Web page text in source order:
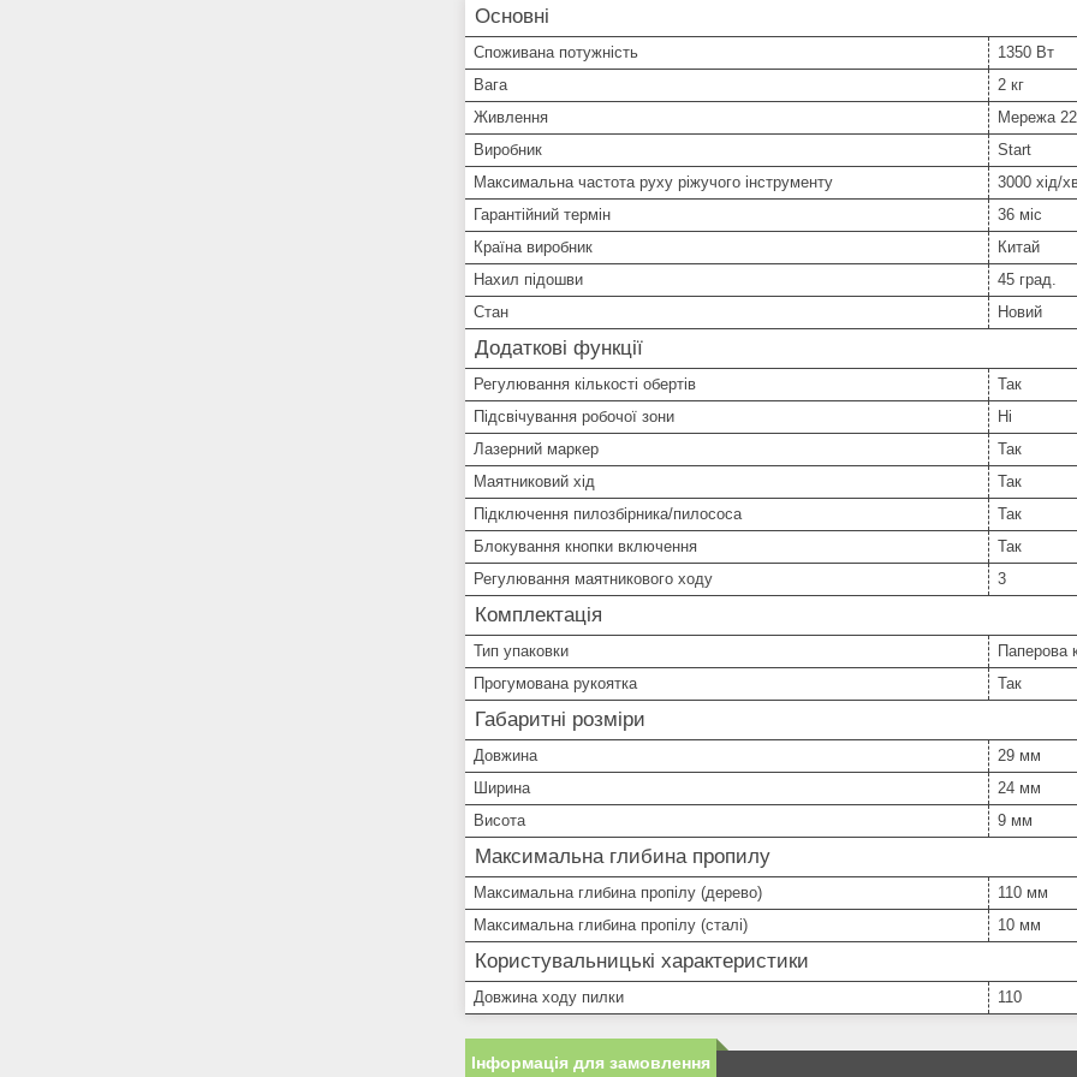
Основні
Споживана потужність
1350 Вт
Вага
2 кг
Живлення
Мережа
Виробник
Start
Максимальна частота руху ріжучого інструменту
3000 хід/
Гарантійний термін
36 міс
Країна виробник
Китай
Нахил підошви
45 град.
Стан
Новий
Додаткові функції
Регулювання кількості обертів
Так
Підсвічування робочої зони
Ні
Лазерний маркер
Так
Маятниковий хід
Так
Підключення пилозбірника/пилососа
Так
Блокування кнопки включення
Так
Регулювання маятникового ходу
3
Комплектація
Тип упаковки
Паперова
Прогумована рукоятка
Так
Габаритні розміри
Довжина
29 мм
Ширина
24 мм
Висота
9 мм
Максимальна глибина пропилу
Максимальна глибина пропілу (дерево)
110 мм
Максимальна глибина пропілу (сталі)
10 мм
Користувальницькі характеристики
Довжина ходу пилки 110
Інформація для замовлення